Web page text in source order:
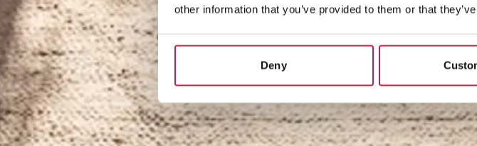
other information that you’ve provided to them or that
Deny